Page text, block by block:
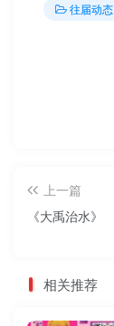
往届动态
上一篇
《大禹治水》
相关推荐